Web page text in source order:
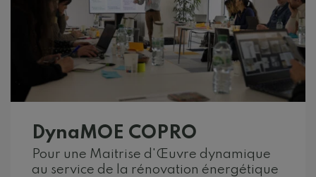
DynaMOE COPRO
Pour une Maitrise d'Œuvre dynamique
au service de la rénovation énergétique